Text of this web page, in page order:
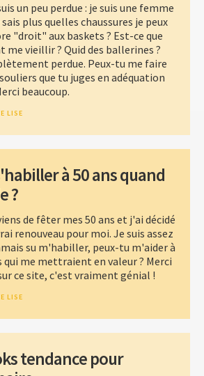
un peu perdue : je suis une femme
plus quelles chaussures je peux
"droit" aux baskets ? Est-ce que
me vieillir ? Quid des ballerines ?
perdue. Peux-tu me faire
que tu juges en adéquation
beaucoup.
LISE
à 50 ans quand
?
de fêter mes 50 ans et j'ai décidé
renouveau pour moi. Je suis assez
su m'habiller, peux-tu m'aider à
qui me mettraient en valeur ? Merci
ce site, c'est vraiment génial !
LISE
tendance pour